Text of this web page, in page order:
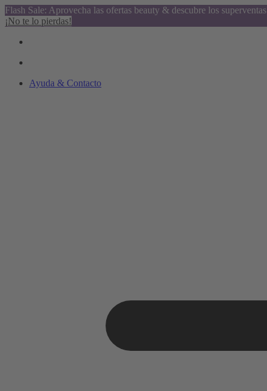
Flash Sale: Aprovecha las ofertas beauty & descubre los superventas
¡No te lo pierdas!
Ayuda & Contacto